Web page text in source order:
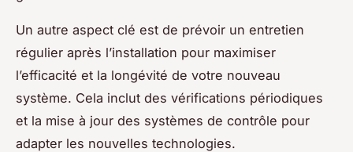
Un autre aspect clé est de prévoir un entretien
régulier après l’installation pour maximiser
l’efficacité et la longévité de votre nouveau
système. Cela inclut des vérifications périodiques
et la mise à jour des systèmes de contrôle pour
adapter les nouvelles technologies.